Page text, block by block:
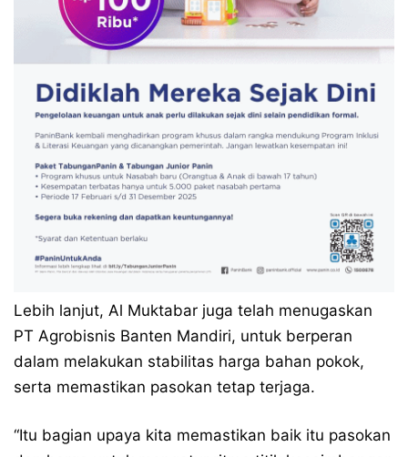
Lebih lanjut, Al Muktabar juga telah menugaskan
PT Agrobisnis Banten Mandiri, untuk berperan
dalam melakukan stabilitas harga bahan pokok,
serta memastikan pasokan tetap terjaga.
“Itu bagian upaya kita memastikan baik itu pasokan